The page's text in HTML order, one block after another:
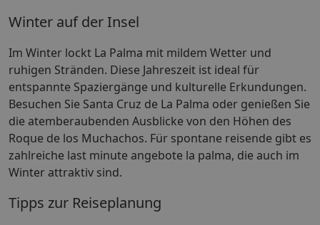
Winter auf der Insel
Im Winter lockt La Palma mit mildem Wetter und
ruhigen Stränden. Diese Jahreszeit ist ideal für
entspannte Spaziergänge und kulturelle Erkundungen.
Besuchen Sie Santa Cruz de La Palma oder genießen Sie
die atemberaubenden Ausblicke von den Höhen des
Roque de los Muchachos. Für spontane reisende gibt es
zahlreiche last minute angebote la palma, die auch im
Winter attraktiv sind.
Tipps zur Reiseplanung